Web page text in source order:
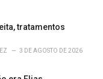
tratamentos
3 DE AGOSTO DE 2026